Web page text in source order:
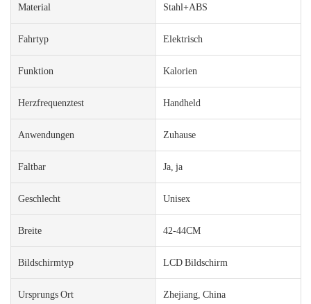
Material Stahl+ABS
Fahrtyp Elektrisch
Funktion Kalorien
Herzfrequenztest Handheld
Anwendungen Zuhause
Faltbar Ja, ja
Geschlecht Unisex
Breite 42-44CM
Bildschirmtyp LCD Bildschirm
Ursprungs Ort Zhejiang, China